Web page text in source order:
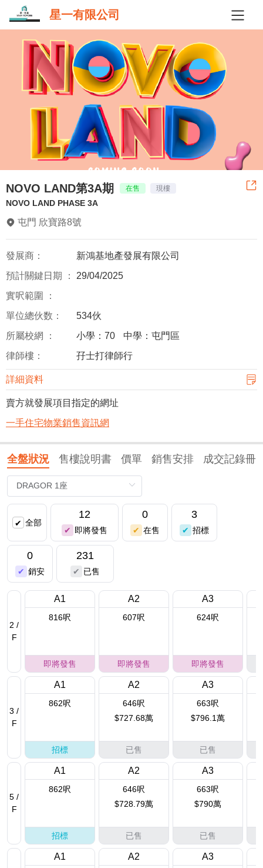
星一有限公司
NOVO LAND第3A期 在售 現樓
NOVO LAND PHASE 3A
屯門 欣寶路8號
預計關鍵日期 ： 29/04/2025
單位總伙数： 534伙
實呎範圍 ：
律師樓： 孖士打律師行
所屬校網 ： 小學：70 中學：屯門區
發展商： 新鴻基地產發展有限公司
詳細資料
賣方就發展項目指定的網址
一手住宅物業銷售資訊網
全盤狀況 售樓說明書 價單 銷售安排 成交記錄冊
全部
12
即將發售
0
在售
3
招標
0
銷安
231
已售
2 /
F
3 /
F
5 /
F
A1
816呎
即將發售
A2
607呎
即將發售
A3
624呎
即將發售
A1
862呎
招標
A2
646呎
$727.68萬
已售
A3
663呎
$796.1萬
已售
A1
862呎
招標
A2
646呎
$728.79萬
已售
A3
663呎
$790萬
已售
A1 A2 A3